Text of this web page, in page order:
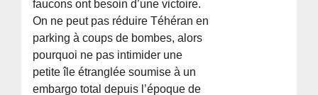
faucons ont besoin d’une victoire.
On ne peut pas réduire Téhéran en
parking à coups de bombes, alors
pourquoi ne pas intimider une
petite île étranglée soumise à un
embargo total depuis l’époque de